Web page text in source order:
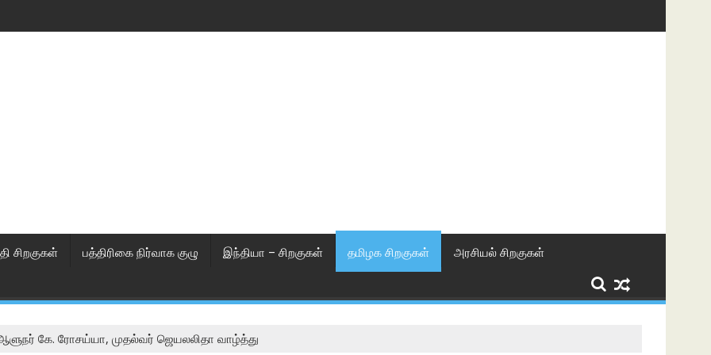
சிறகுகள் பத்திரிகை நிர்வாக குழு இந்தியா – சிறகுகள் தமிழக சிறகுகள் அரசியல் சிறகுகள்
கே. ரோசய்யா, முதல்வர் ஜெயலலிதா வாழ்த்து